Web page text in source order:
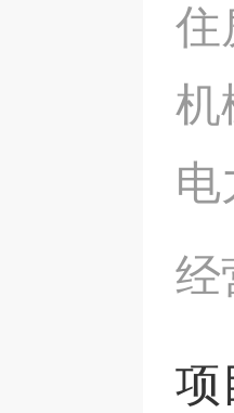
住
机
电
经
项